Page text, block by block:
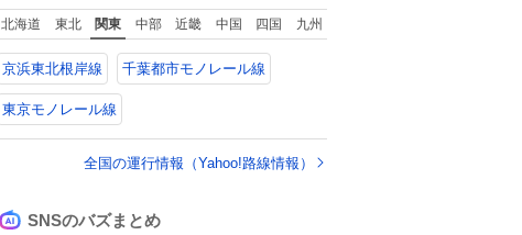
ず。
北海道 東北 関東 中部 近畿 中国 四国 九州
京浜東北根岸線 千葉都市モノレール線
東京モノレール線
全国の運行情報（Yahoo!路線情報）
SNSのバズまとめ